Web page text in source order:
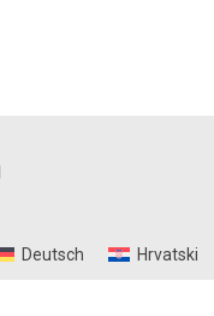
Deutsch Hrvatski